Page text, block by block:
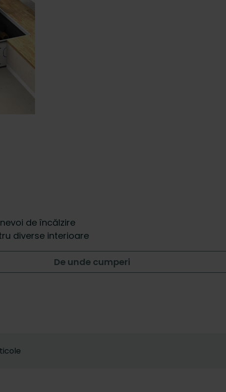
de încălzire
diverse interioare
De unde cumperi